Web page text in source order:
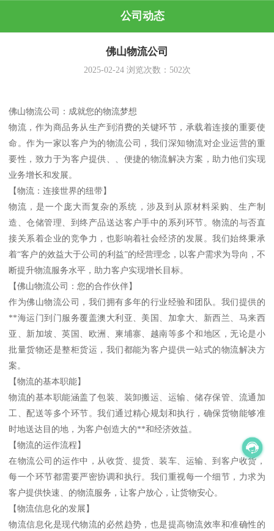
公司动态
佛山物流公司
2025-02-24浏览次数： 502次
佛山物流公司：成就您的物流梦想
物流，作为商品务从生产到消费的关键环节，承载着连接的重要使
命。作为一家以客户为的物流公司，我们深知物流对企业运营的重
要性，致力于为客户提供、、便捷的物流解决方案，助力他们实现
业务增长和发展。
【物流：连接世界的纽带】
物流，是一个庞大而复杂的系统，涉及到从原材料采购、生产制
造、仓储管理、到终产品送达客户手中的系列环节。物流的与否直
接关系着企业的竞争力，也影响着社会经济的发展。我们始终秉承
着“客户的效益大于公司的利益”的经营理念，以客户需求为导向，不
断提升物流服务水平，助力客户实现增长目标。
【佛山物流公司：您的合作伙伴】
作为佛山物流公司，我们拥有多年的行业经验和团队。我们提供的
**海运门到门服务覆盖澳大利亚、美国、加拿大、新西兰、马来西
亚、新加坡、英国、欧洲、柬埔寨、越南等多个和地区，无论是小
批量货物还是整柜货运，我们都能为客户提供一站式的物流解决方
案。
【物流的基本职能】
物流的基本职能涵盖了包装、装卸搬运、运输、储存保管、流通加
工、配送等多个环节。我们通过精心规划和执行，确保货物能够准
时地送达目的地，为客户创造大的**和经济效益。
【物流的运作流程】
在物流公司的运作中，从收货、提货、装车、运输、到客户收货，
每一个环节都需要严密协调和执行。我们重视每一个细节，力求为
客户提供快速、的物流服务，让客户放心，让货物安心。
【物流信息化的发展】
物流信息化是现代物流的必然趋势，也是提高物流效率和准确性的